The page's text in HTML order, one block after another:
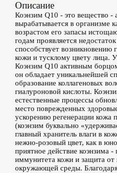
Описание
Коэнзим Q10 - это вещество -
вырабатывается в организме
возрастом его запасы
годам проявляется
способствует возникновению
кожи и тусклому цвету лица.
Коэнзим Q10 активным
он обладает уникальнейшей
образование коллагеновых
гиалуроновой кислоты.
естественные процессы
место поврежденных
ускорению регенерации кожа
(коэнзим буквально
главный хранитель влаги в
нежно-розовый цвет, как в
приятное действие коэнзима
иммунитета кожи и защита от
окружающей среды.